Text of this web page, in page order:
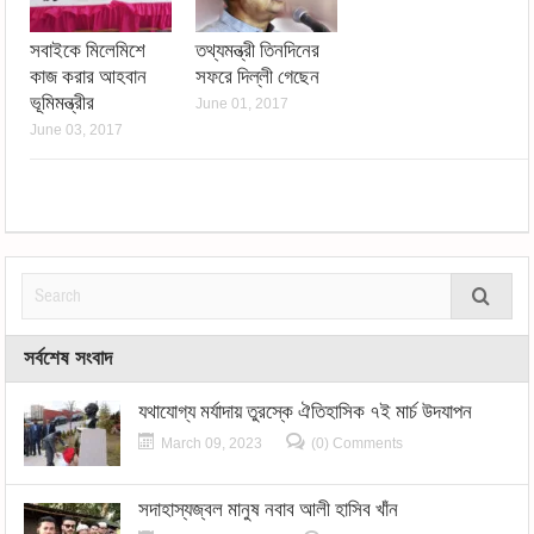
সবাইকে মিলেমিশে
কাজ করার আহবান
ভূমিমন্ত্রীর
June 03, 2017
তথ্যমন্ত্রী তিনদিনের
সফরে দিল্লী গেছেন
June 01, 2017
সর্বশেষ সংবাদ
যথাযোগ্য মর্যাদায় তুরস্কে ঐতিহাসিক ৭ই মার্চ উদযাপন
March 09, 2023 (0) Comments
সদাহাস্যজ্বল মানুষ নবাব আলী হাসিব খাঁন